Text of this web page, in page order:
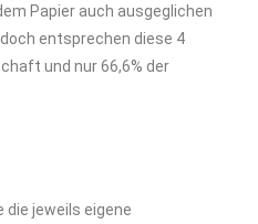
Papier auch ausgeglichen
entsprechen diese 4
und nur 66,6% der
jeweils eigene